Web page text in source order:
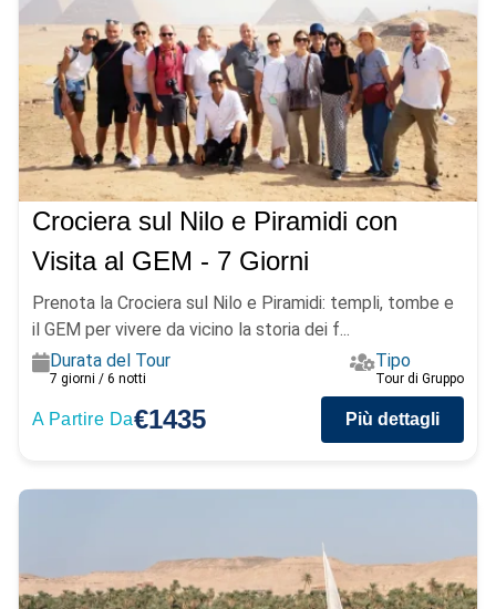
Crociera sul Nilo e Piramidi con
Visita al GEM - 7 Giorni
Prenota la Crociera sul Nilo e Piramidi: templi, tombe e
il GEM per vivere da vicino la storia dei f...
Durata del Tour
7 giorni / 6 notti
Tipo
Tour di Gruppo
A Partire Da€1435 Più dettagli